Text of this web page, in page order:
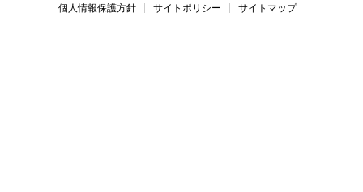
個人情報保護方針 サイトポリシー サイトマップ